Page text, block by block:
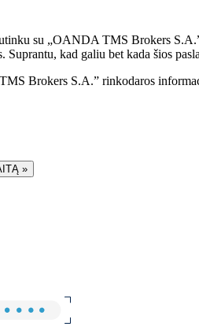
su „OANDA TMS Brokers
Suprantu, kad galiu bet kada šios
Brokers S.A.” rinkodaros
»